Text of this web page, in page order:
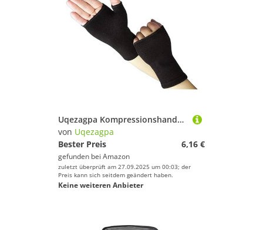
Uqezagpa Kompressionshandschuhe für Hand, Handgelenk, Daumen, fingerlos, Sport-Bandage, Kompression, Hand, Daumen, Fingerlose Sportbandage
von Uqezagpa
Bester Preis
6,16 €
gefunden bei Amazon
zuletzt überprüft am 27.09.2025 um 00:03; der
Preis kann sich seitdem geändert haben.
Keine weiteren Anbieter